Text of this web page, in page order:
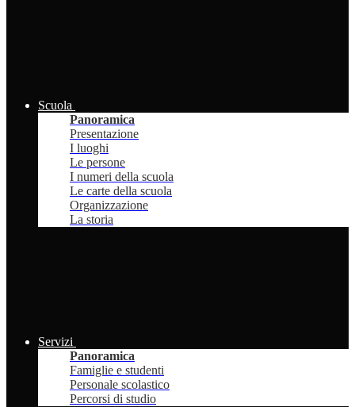
Scuola
Panoramica
Presentazione
I luoghi
Le persone
I numeri della scuola
Le carte della scuola
Organizzazione
La storia
Servizi
Panoramica
Famiglie e studenti
Personale scolastico
Percorsi di studio